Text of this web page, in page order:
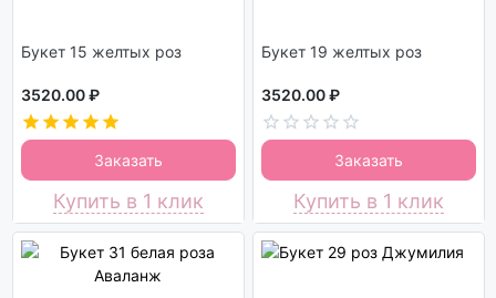
Букет 15 желтых роз
3520.00 ₽
Заказать
Купить в 1 клик
Букет 19 желтых роз
3520.00 ₽
Заказать
Купить в 1 клик